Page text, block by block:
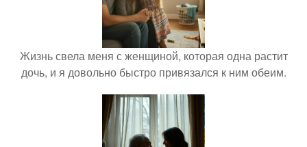
Жизнь свела меня с женщиной, которая одна растит
дочь, и я довольно быстро привязался к ним обеим.